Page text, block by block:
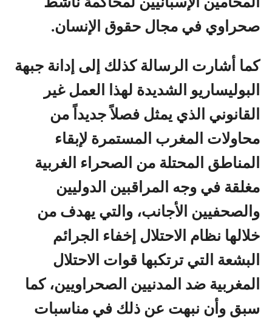
صحراوي في مجال حقوق الإنسان.
كما أشارت الرسالة كذلك إلى إدانة جبهة
البوليساريو الشديدة لهذا العمل غير
القانوني الذي يمثل فصلاً جديداً من
محاولات المغرب المستمرة لإبقاء
المناطق المحتلة من الصحراء الغربية
مغلقة في وجه المراقبين الدوليين
والصحفيين الأجانب، والتي يهدف من
خلالها نظام الاحتلال إخفاء الجرائم
البشعة التي ترتكبها قوات الاحتلال
المغربية ضد المدنيين الصحراويين، كما
سبق وأن نبهت عن ذلك في مناسبات